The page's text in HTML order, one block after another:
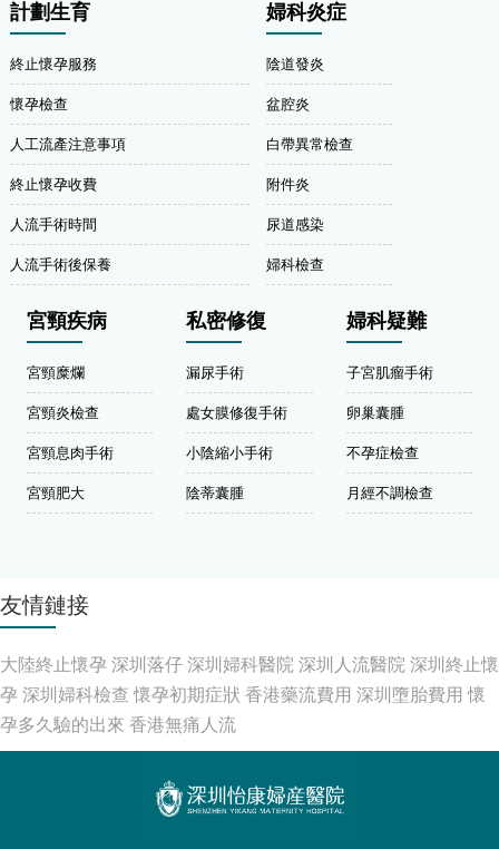
計劃生育
終止懷孕服務
懷孕檢查
人工流產注意事項
終止懷孕收費
人流手術時間
人流手術後保養
婦科炎症
陰道發炎
盆腔炎
白帶異常檢查
附件炎
尿道感染
婦科檢查
宮頸疾病
宮頸糜爛
宮頸炎檢查
宮頸息肉手術
宮頸肥大
私密修復
漏尿手術
處女膜修復手術
小陰縮小手術
陰蒂囊腫
婦科疑難
子宮肌瘤手術
卵巢囊腫
不孕症檢查
月經不調檢查
友情鏈接
大陸終止懷孕 深圳落仔深圳婦科醫院深圳人流醫院深圳終止懷
孕 深圳婦科檢查 懷孕初期症狀 香港藥流費用 深圳墮胎費用 懷
孕多久驗的出來 香港無痛人流